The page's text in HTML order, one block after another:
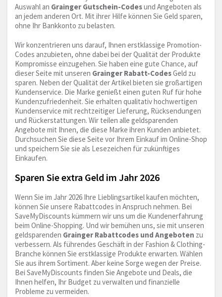
Auswahl an Grainger Gutschein-Codesund Angeboten als
an jedem anderen Ort. Mit ihrer Hilfe können Sie Geld sparen,
ohne Ihr Bankkonto zu belasten.
Wir konzentrieren uns darauf, Ihnen erstklassige Promotion-
Codes anzubieten, ohne dabei bei der Qualität der Produkte
Kompromisse einzugehen. Sie haben eine gute Chance, auf
dieser Seite mit unseren Grainger Rabatt-CodesGeld zu
sparen. Neben der Qualität der Artikel bieten sie großartigen
Kundenservice. Die Marke genießt einen guten Ruf für hohe
Kundenzufriedenheit. Sie erhalten qualitativ hochwertigen
Kundenservice mit rechtzeitiger Lieferung, Rücksendungen
und Rückerstattungen. Wir teilen alle geldsparenden
Angebote mit Ihnen, die diese Marke ihren Kunden anbietet.
Durchsuchen Sie diese Seite vor Ihrem Einkauf im Online-Shop
und speichern Sie sie als Lesezeichen für zukünftiges
Einkaufen.
Sparen Sie extra Geld im Jahr 2026
Wenn Sie im Jahr 2026 Ihre Lieblingsartikel kaufen möchten,
können Sie unsere Rabattcodes in Anspruch nehmen. Bei
SaveMyDiscounts kümmern wir uns um die Kundenerfahrung
beim Online-Shopping. Und wir bemühen uns, sie mit unseren
geldsparenden Grainger Rabattcodes und Angeboten zu
verbessern. Als führendes Geschäft in der Fashion & Clothing-
Branche können Sie erstklassige Produkte erwarten. Wählen
Sie aus ihrem Sortiment. Aber keine Sorge wegen der Preise.
Bei SaveMyDiscounts finden Sie Angebote und Deals, die
Ihnen helfen, Ihr Budget zu verwalten und finanzielle
Probleme zu vermeiden.